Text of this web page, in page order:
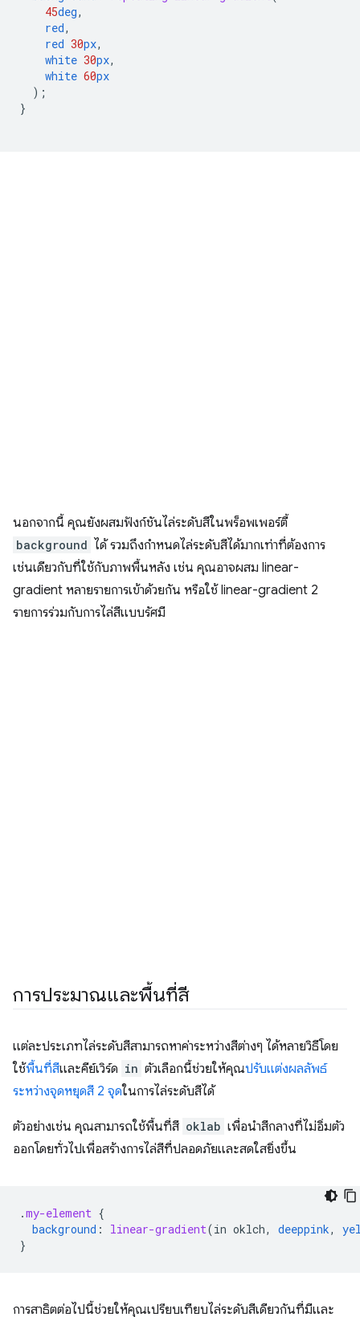
45deg,
red,
red 30px,
white 30px,
white 60px
);
}
นอกจากนี้ คุณยังผสมฟังก์ชันไล่ระดับสีในพร็อพเพอร์ตี้
background ได้ รวมถึงกำหนดไล่ระดับสีได้มากเท่าที่ต้องการ
เช่นเดียวกับที่ใช้กับภาพพื้นหลัง เช่น คุณอาจผสม linear-
gradient หลายรายการเข้าด้วยกัน หรือใช้ linear-gradient 2
รายการร่วมกับการไล่สีแบบรัศมี
การประมาณและพื้นที่สี
แต่ละประเภทไล่ระดับสีสามารถหาค่าระหว่างสีต่างๆ ได้หลายวิธีโดย
ใช้พื้นที่สีและคีย์เวิร์ด in ตัวเลือกนี้ช่วยให้คุณปรับแต่งผลลัพธ์
ระหว่างจุดหยุดสี 2 จุดในการไล่ระดับสีได้
ตัวอย่างเช่น คุณสามารถใช้พื้นที่สี oklab เพื่อนำสีกลางที่ไม่อิ่มตัว
ออกโดยทั่วไปเพื่อสร้างการไล่สีที่ปลอดภัยและสดใสยิ่งขึ้น
.my-element {
background : linear-gradient(in oklch, deeppink,
}
การสาธิตต่อไปนี้ช่วยให้คุณเปรียบเทียบไล่ระดับสีเดียวกันที่มีและ